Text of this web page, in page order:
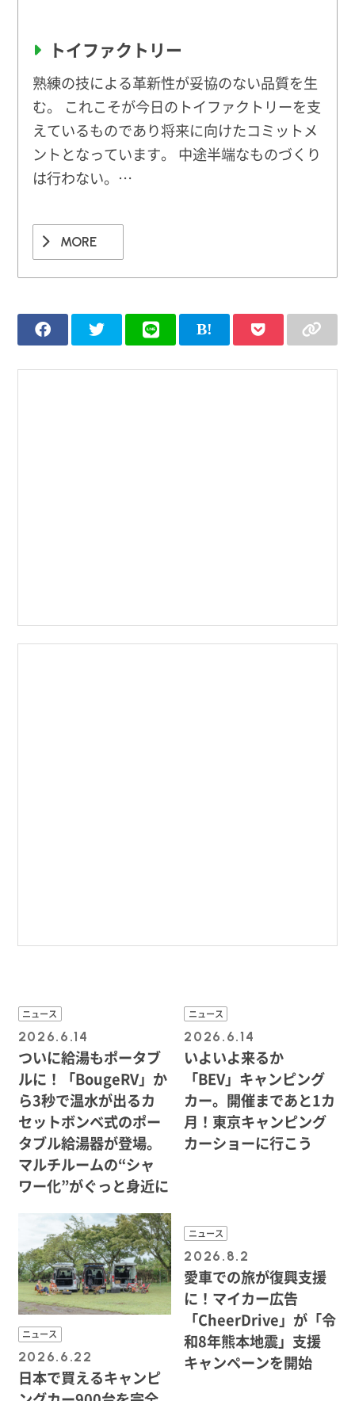
トイファクトリー
熟練の技による革新性が妥協のない品質を生
む。 これこそが今日のトイファクトリーを支
えているものであり将来に向けたコミットメ
ントとなっています。 中途半端なものづくり
は行わない。…
MORE
ニュース
2026.6.14
ついに給湯もポータブ
ルに！「BougeRV」か
ら3秒で温水が出るカ
セットボンベ式のポー
タブル給湯器が登場。
マルチルームの“シャ
ワー化”がぐっと身近に
ニュース
2026.6.14
いよいよ来るか
「BEV」キャンピング
カー。開催まであと1カ
月！東京キャンピング
カーショーに行こう
ニュース
2026.6.22
日本で買えるキャンピ
ニュース
2026.8.2
愛車での旅が復興支援
に！マイカー広告
「CheerDrive」が「令
和8年熊本地震」支援
キャンペーンを開始